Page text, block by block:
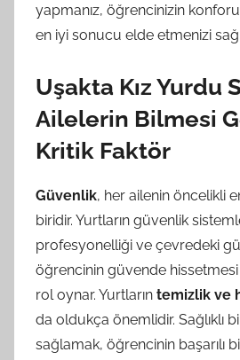
yapmanız, öğrencinizin
en iyi sonucu elde etmenizi
Uşakta Kız Yurdu
Ailelerin Bilmesi
Kritik Faktör
Güvenlik, her ailenin öncelikli
biridir. Yurtların güvenlik
profesyonelliği ve çevredeki
öğrencinin güvende hissetmesi
rol oynar. Yurtların temizlik ve
da oldukça önemlidir. Sağlıklı
sağlamak, öğrencinin başarılı